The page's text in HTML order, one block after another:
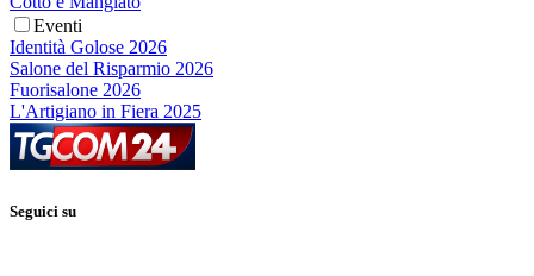
Eventi
Identità Golose 2026
Salone del Risparmio 2026
Fuorisalone 2026
L'Artigiano in Fiera 2025
Seguici su